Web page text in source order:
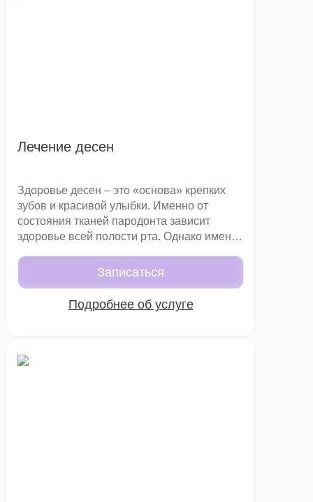
Лечение десен
Здоровье десен – это «основа» крепких
зубов и красивой улыбки. Именно от
состояния тканей пародонта зависит
здоровье всей полости рта. Однако именно
распространенных причин обращения к
стоматологу. Нередко такое состояние
развивается постепенно, без выраженной
боли. Со временем такое состояние
оголению шеек.
Записаться
Подробнее об услуге